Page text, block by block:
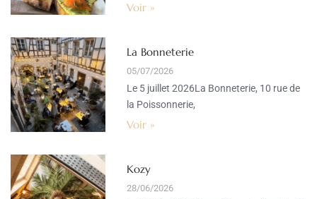
Voir »
La Bonneterie
05/07/2026
Le 5 juillet 2026La Bonneterie, 10 rue de
la Poissonnerie,
Voir »
Kozy
28/06/2026